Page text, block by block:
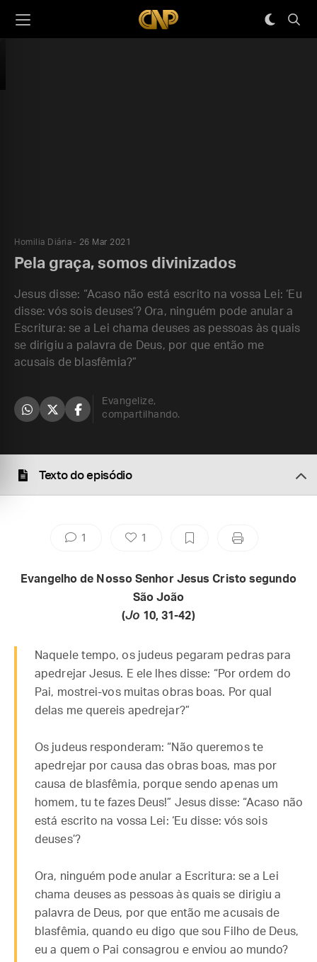
Homilia Diária 26 Mar 2021
Pela graça, somos divinizados
Jesus disse: “Acaso não está escrito na vossa Lei: ‘Eu
disse: vós sois deuses’? Ora, ninguém pode anular a
Escritura: se a Lei chama deuses as pessoas às quais
se dirigiu a palavra de Deus, por que então me
acusais de blasfêmia?”
Evangelize,
compartilhando.
Texto do episódio
1 1
Evangelho de Nosso Senhor Jesus Cristo segundo
São João
(Jo 10, 31-42)
Naquele tempo, os judeus pegaram pedras para
apedrejar Jesus. E ele lhes disse: “Por ordem do
Pai, mostrei-vos muitas obras boas. Por qual
delas me quereis apedrejar?”
Os judeus responderam: “Não queremos te
apedrejar por causa das obras boas, mas por
causa de blasfêmia, porque sendo apenas um
homem, tu te fazes Deus!” Jesus disse: “Acaso não
está escrito na vossa Lei: ‘Eu disse: vós sois
deuses’?
Ora, ninguém pode anular a Escritura: se a Lei
chama deuses as pessoas às quais se dirigiu a
palavra de Deus, por que então me acusais de
blasfêmia, quando eu digo que sou Filho de Deus,
eu a quem o Pai consagrou e enviou ao mundo?